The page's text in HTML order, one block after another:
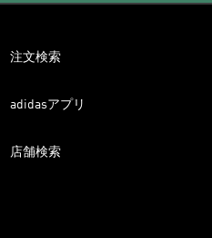
注文検索
adidasアプリ
店舗検索